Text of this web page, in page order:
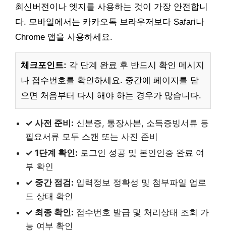
최신버전이나 엣지를 사용하는 것이 가장 안전합니
다. 모바일에서는 카카오톡 브라우저보다 Safari나
Chrome 앱을 사용하세요.
체크포인트: 각 단계 완료 후 반드시 확인 메시지
나 접수번호를 확인하세요. 중간에 페이지를 닫
으면 처음부터 다시 해야 하는 경우가 많습니다.
✓ 사전 준비: 신분증, 통장사본, 소득증빙서류 등
필요서류 모두 스캔 또는 사진 준비
✓ 1단계 확인: 로그인 성공 및 본인인증 완료 여
부 확인
✓ 중간 점검: 입력정보 정확성 및 첨부파일 업로
드 상태 확인
✓ 최종 확인: 접수번호 발급 및 처리상태 조회 가
능 여부 확인